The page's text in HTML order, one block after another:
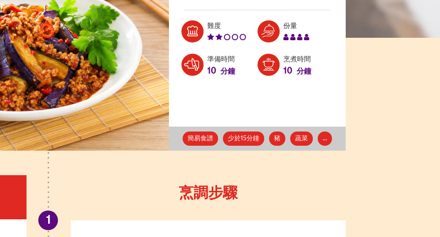
難度Level:
份量Serves:
準備時間
10 分鐘
烹煮時間
10 分鐘
簡易食譜 少於15分鐘 豬 蔬菜 ...
烹調步驟